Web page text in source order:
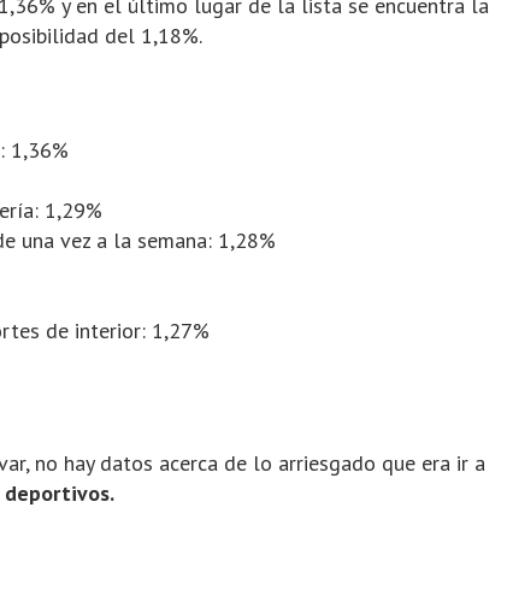
del 1,18%.
1,36%
1,29%
una vez a la semana: 1,28%
de interior: 1,27%
no hay datos acerca de lo arriesgado que era ir a